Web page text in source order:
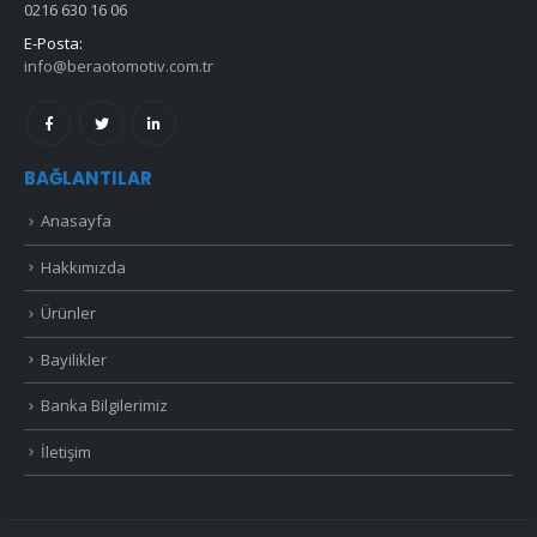
0216 630 16 06
E-Posta:
info@beraotomotiv.com.tr
BAĞLANTILAR
Anasayfa
Hakkımızda
Ürünler
Bayilikler
Banka Bilgilerimiz
İletişim